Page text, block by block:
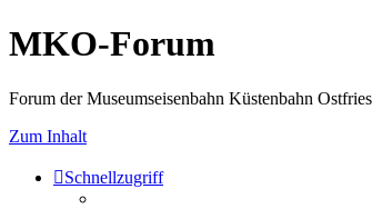
MKO-Forum
Forum der Museumseisenbahn Küstenbahn
Zum Inhalt
Schnellzugriff